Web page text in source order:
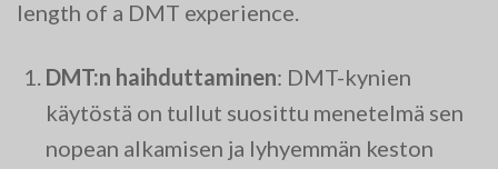
length of a DMT experience.
DMT:n haihduttaminen: DMT-kynien
käytöstä on tullut suosittu menetelmä sen
nopean alkamisen ja lyhyemmän keston